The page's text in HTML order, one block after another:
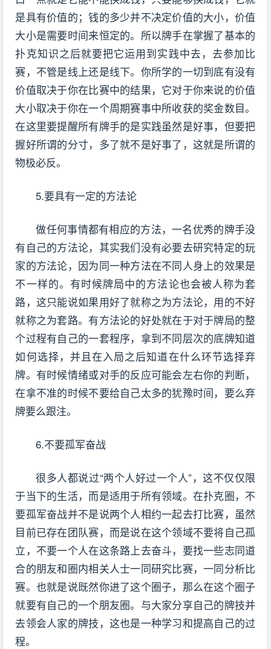
是具有价值的；钱的多少并不决定价值的大小，价值
大小是需要时间来恒定的。所以牌手在掌握了基本的
扑克知识之后就要把它运用到实践中去，去参加比
赛，不管是线上还是线下。你所学的一切到底有没有
价值取决于你在比赛中的结果，它对于你来说的价值
大小取决于你在一个周期赛事中所收获的奖金数目。
在这里要提醒所有牌手的是实践虽然是好事，但要把
握好所谓的分寸，多了就不是好事了，这就是所谓的
物极必反。
5.要具有一定的方法论
做任何事情都有相应的方法，一名优秀的牌手没
有自己的方法论，其实我们没有必要去研究特定的玩
家的方法论，因为同一种方法在不同人身上的效果是
不一样的。有时候牌局中的方法论也会被人称为套
路，这只能说如果用好了就称之为方法论，用的不好
就称之为套路。有方法论的好处就在于对于牌局的整
个过程有自己的一套程序，拿到不同层次的底牌知道
如何选择，并且在入局之后知道在什么环节选择弃
牌。有时候情绪或对手的反应可能会左右你的判断，
在拿不准的时候不要给自己太多的犹豫时间，要么弃
牌要么跟注。
6.不要孤军奋战
很多人都说过“两个人好过一个人”，这不仅仅限
于当下的生活，而是适用于所有领域。在扑克圈，不
要孤军奋战并不是说两个人相约一起去打比赛，虽然
目前已存在团队赛，而是说在这个领域不要将自己孤
立，不要一个人在这条路上去奋斗，要找一些志同道
合的朋友和圈内相关人士一同研究比赛，一同分析比
赛。也就是说既然你进了这个圈子，那么在这个圈子
就要有自己的一个朋友圈。与大家分享自己的牌技并
去领会人家的牌技，这也是一种学习和提高自己的过
程。